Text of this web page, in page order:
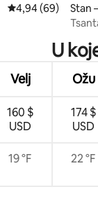
Prosječna ocjena:
4,94 (69)
Stan
U
Velj Ožu
160 $
USD
174 $
USD
19 °F 22 °F